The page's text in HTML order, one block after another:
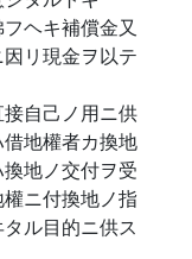
ヘキ補償金又
リ現金ヲ以テ
自己ノ用ニ供
地權者カ換地
地ノ交付ヲ受
ニ付換地ノ指
ル目的ニ供ス